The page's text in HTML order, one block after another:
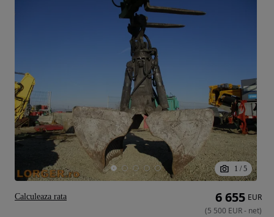
1 / 5
6 655 EUR
(5 500 EUR- net)
Calculeaza rata